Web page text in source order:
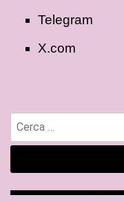
Telegram
X.com